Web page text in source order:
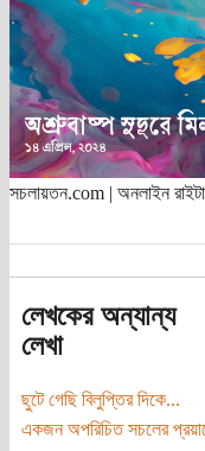
সচলায়তন.com | অনলাইন
লেখকের অন্যান্য
লেখা
ছুটে গেছি বিলুপ্তির দিকে...
একজন অপরিচিত সচলের